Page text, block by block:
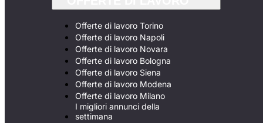
Offerte di lavoro Torino
Offerte di lavoro Napoli
Offerte di lavoro Novara
Offerte di lavoro Bologna
Offerte di lavoro Siena
Offerte di lavoro Modena
Offerte di lavoro Milano
I migliori annunci della
settimana